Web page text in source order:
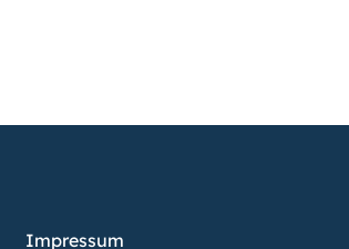
Impressum